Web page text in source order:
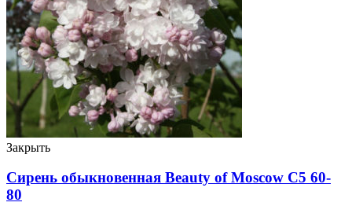
Закрыть
Сирень обыкновенная Beauty of Moscow C5 60-
80